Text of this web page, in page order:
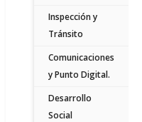
Inspección y
Tránsito
Comunicaciones
y Punto Digital.
Desarrollo
Social